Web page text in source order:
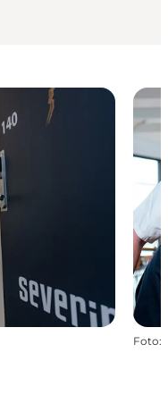
Foto: